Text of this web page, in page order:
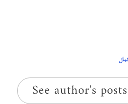
See author's posts